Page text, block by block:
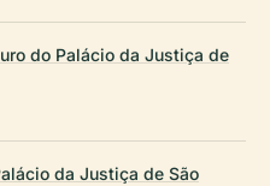
do Palácio da Justiça de
da Justiça de São